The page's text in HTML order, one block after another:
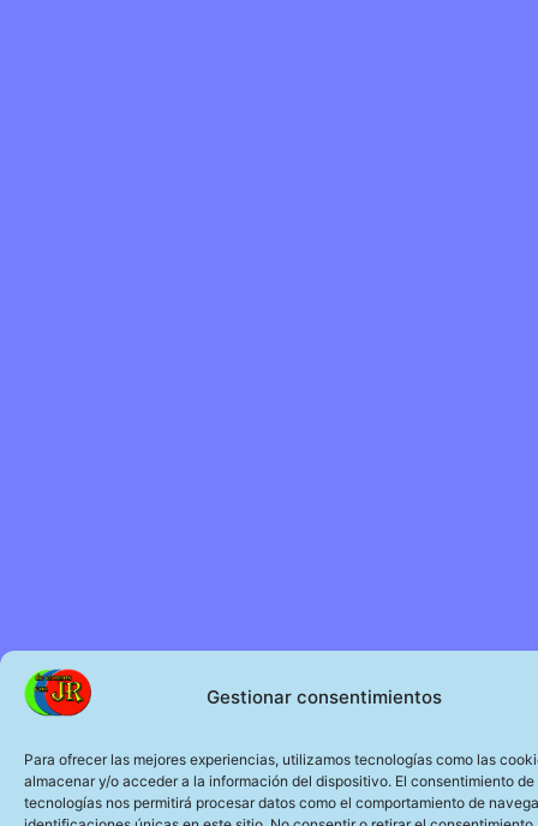
Gestionar consentimientos
Para ofrecer las mejores experiencias, utilizamos tecnologías como las
almacenar y/o acceder a la información del dispositivo. El consentimiento de
tecnologías nos permitirá procesar datos como el comportamiento de